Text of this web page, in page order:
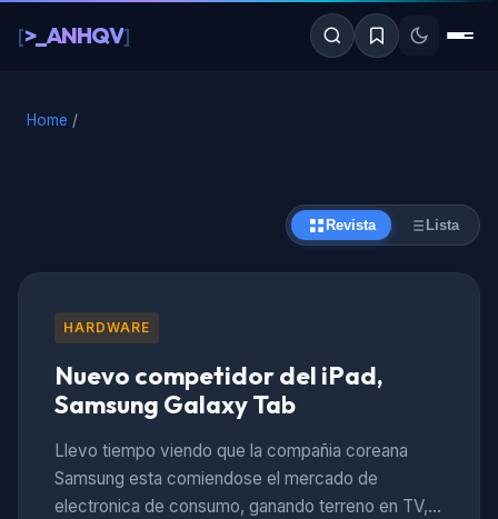
contenido
[>_ANHQV]
Home /
Revista Lista
HARDWARE
Nuevo competidor del iPad,
Samsung Galaxy Tab
Llevo tiempo viendo que la compañia coreana
Samsung esta comiendose el mercado de
electronica de consumo, ganando terreno en TV,…